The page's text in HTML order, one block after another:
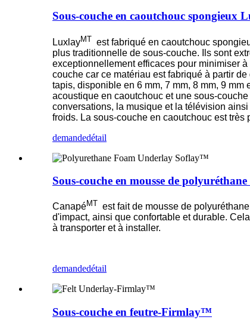
Sous-couche en caoutchouc spongieux
LuxlayMT est fabriqué en caoutchouc
plus traditionnelle de sous-couche. Ils sont
exceptionnellement efficaces pour minimiser
couche car ce matériau est fabriqué à partir
tapis, disponible en 6 mm, 7 mm, 8 mm, 9
acoustique en caoutchouc et une sous-
conversations, la musique et la télévision
froids. La sous-couche en caoutchouc est très
demandedétail
Sous-couche en mousse de
CanapéMT est fait de mousse de
d'impact, ainsi que confortable et durable.
à transporter et à installer.
demandedétail
Sous-couche en feutre-Firmlay™